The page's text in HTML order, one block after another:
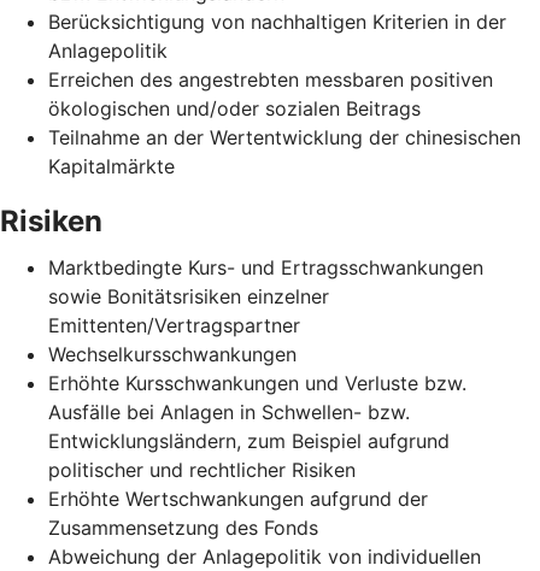
Berücksichtigung von nachhaltigen Kriterien in der
Anlagepolitik
Erreichen des angestrebten messbaren positiven
ökologischen und/oder sozialen Beitrags
Teilnahme an der Wertentwicklung der chinesischen
Kapitalmärkte
Risiken
Marktbedingte Kurs- und Ertragsschwankungen
sowie Bonitätsrisiken einzelner
Emittenten/Vertragspartner
Wechselkursschwankungen
Erhöhte Kursschwankungen und Verluste bzw.
Ausfälle bei Anlagen in Schwellen- bzw.
Entwicklungsländern, zum Beispiel aufgrund
politischer und rechtlicher Risiken
Erhöhte Wertschwankungen aufgrund der
Zusammensetzung des Fonds
Abweichung der Anlagepolitik von individuellen